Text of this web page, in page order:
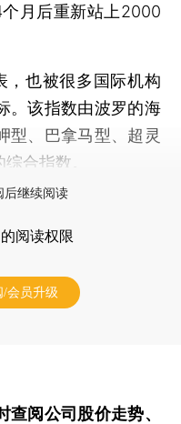
月后重新站上2000
也被很多国际机构
。该指数由波罗的海
型、巴拿马型、超灵
合指数。
后继续阅读
阅读权限
/会员升级
查阅公司股价走势、